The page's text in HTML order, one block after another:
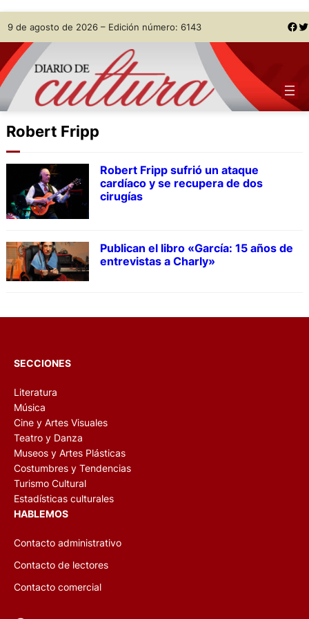
Skip
to
content
9 de agosto de 2026 – Edición número: 6143 Facebook Twitter
Robert Fripp
Robert Fripp sufrió un ataque
cardíaco y se recupera de dos
cirugías
Publican el libro «García: 15 años de
entrevistas a Charly»
SECCIONES
Literatura
Música
Cine y Artes Visuales
Teatro y Danza
Museos y Artes Plásticas
Costumbres y Tendencias
Turismo Cultural
Estadísticas culturales
HABLEMOS
Contacto administrativo
Contacto de lectores
Contacto comercial